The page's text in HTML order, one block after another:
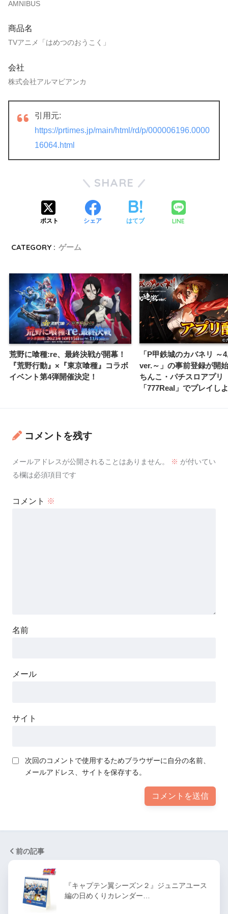
AMNIBUS
商品名
TVアニメ「はめつのおうこく」
会社
株式会社アルマビアンカ
引用元:
https://prtimes.jp/main/html/rd/p/000006196.0000
16064.html
SHARE
ポスト シェア はてブ LINE
CATEGORY : ゲーム
荒野に喰種:re、最終決戦が開幕！
『荒野行動』×『東京喰種』コラボ
イベント第4弾開催決定！
「P甲鉄城のカバネリ ～
ver.～」の事前登録が開
ちんこ・パチスロアプリ
「777Real」でプレイし
コメントを残す
メールアドレスが公開されることはありません。 ※ が付いてい
る欄は必須項目です
コメント ※
名前
メール
サイト
次回のコメントで使用するためブラウザーに自分の名前、
メールアドレス、サイトを保存する。
前の記事
『キャプテン翼シーズン２』ジュニアユース
編の日めくりカレンダー…